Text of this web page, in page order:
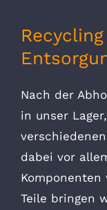
Nach der
in unser
dabei vor
Teile bringen